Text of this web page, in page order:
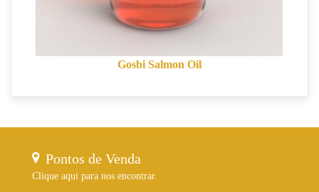
Gosbi Salmon Oil
Pontos de Venda
Clique aqui para nos encontrar.